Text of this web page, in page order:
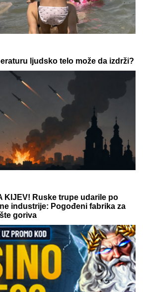
važi vaučer od 10.000 dinara -
u Srbiji
pol deteta? XX rađa se
dečak